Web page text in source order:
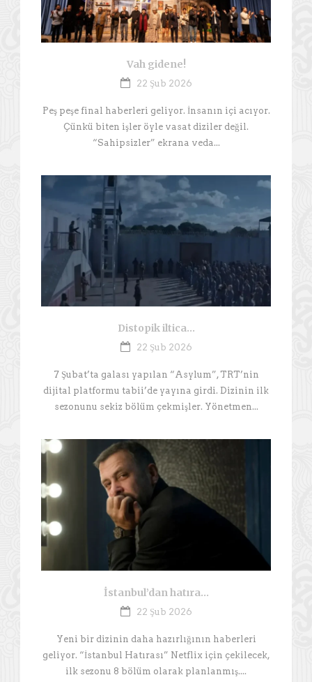
Vah gidene!
22 Şub 2026
Peş peşe final haberleri geliyor. İnsanın içi acıyor.
Çünkü biten işler öyle vasat diziler değil.
“Sahipsizler” ekrana veda...
Distopik iltica…
22 Şub 2026
7 Şubat’ta galası yapılan “Asylum”, TRT’nin
dijital platformu tabii’de yayına girdi. Dizinin ilk
sezonunu sekiz bölüm çekmişler. Yönetmen...
İstanbul’dan hatıra…
22 Şub 2026
Yeni bir dizinin daha hazırlığının haberleri
geliyor. “İstanbul Hatırası” Netflix için çekilecek,
ilk sezonu 8 bölüm olarak planlanmış....